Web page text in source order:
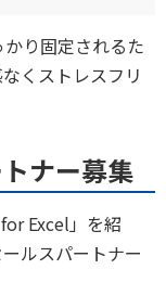
り固定されるた
くストレスフリ
ナー募集
Excel」を紹
ルスパートナー